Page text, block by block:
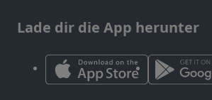
Lade dir die App herunter